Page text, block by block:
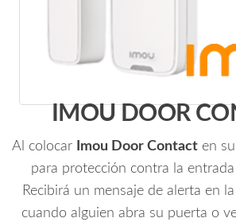
IMOU DOOR
Al colocar Imou Door Contact en
para protección contra la
Recibirá un mensaje de alerta en
cuando alguien abra su puerta o